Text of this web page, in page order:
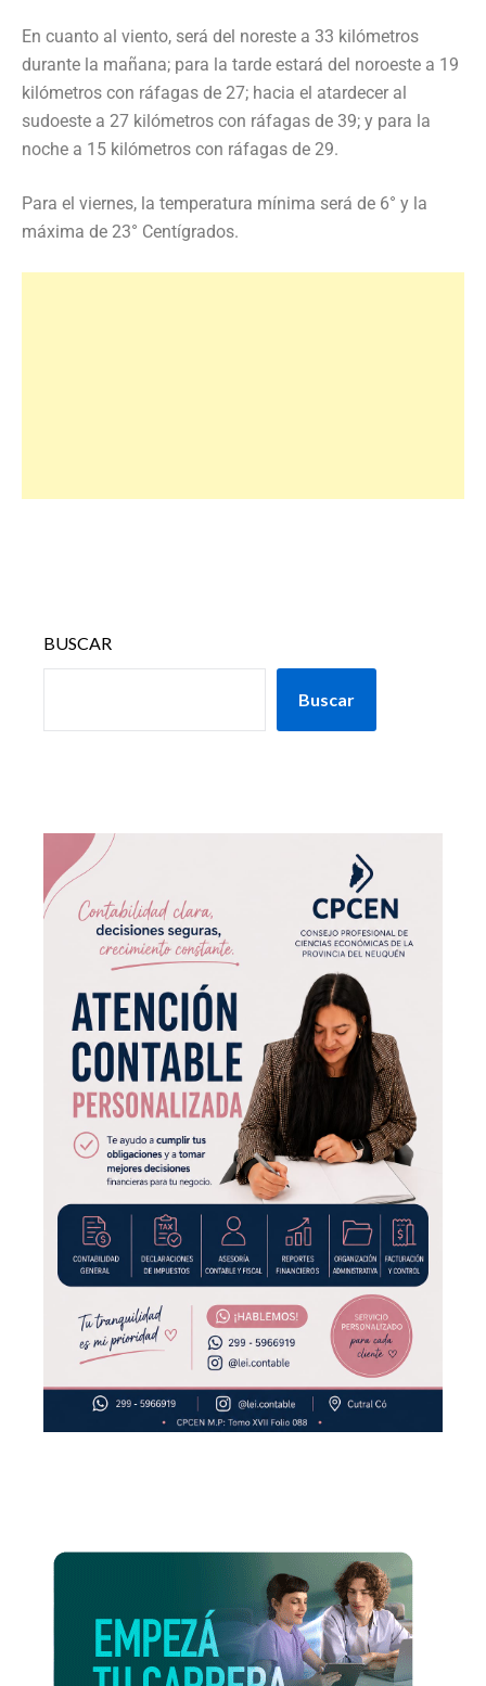
En cuanto al viento, será del noreste a 33 kilómetros
durante la mañana; para la tarde estará del noroeste a 19
kilómetros con ráfagas de 27; hacia el atardecer al
sudoeste a 27 kilómetros con ráfagas de 39; y para la
noche a 15 kilómetros con ráfagas de 29.
Para el viernes, la temperatura mínima será de 6° y la
máxima de 23° Centígrados.
BUSCAR
Buscar